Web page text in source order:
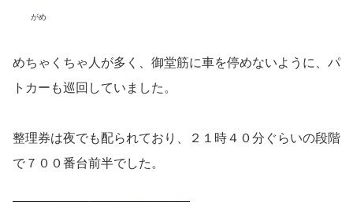
がめ
めちゃくちゃ人が多く、御堂筋に車を停めないように、パ
トカーも巡回していました。
整理券は夜でも配られており、２１時４０分ぐらいの段階
で７００番台前半でした。